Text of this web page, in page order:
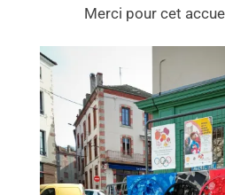
Merci pour cet